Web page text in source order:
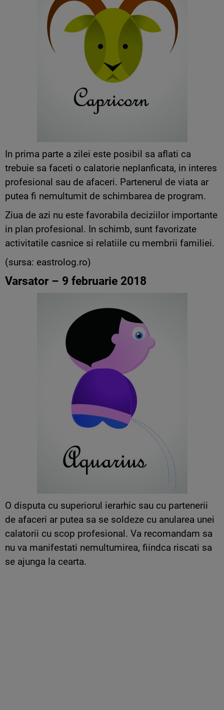
In prima parte a zilei este posibil sa aflati ca
trebuie sa faceti o calatorie neplanficata, in interes
profesional sau de afaceri. Partenerul de viata ar
putea fi nemultumit de schimbarea de program.
Ziua de azi nu este favorabila deciziilor importante
in plan profesional. In schimb, sunt favorizate
activitatile casnice si relatiile cu membrii familiei.
(sursa: eastrolog.ro)
Varsator – 9 februarie 2018
O disputa cu superiorul ierarhic sau cu partenerii
de afaceri ar putea sa se soldeze cu anularea unei
calatorii cu scop profesional. Va recomandam sa
nu va manifestati nemultumirea, fiindca riscati sa
se ajunga la cearta.